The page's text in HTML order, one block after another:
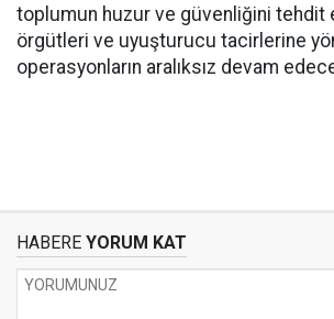
toplumun huzur ve güvenliğini tehdit
örgütleri ve uyuşturucu tacirlerine
operasyonların aralıksız devam
HABERE YORUM KAT